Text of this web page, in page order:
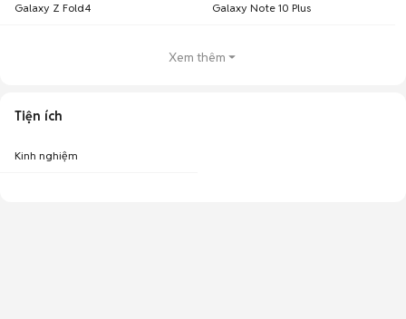
Galaxy Z Fold4 Galaxy Note 10 Plus
Xem thêm
Tiện ích
Kinh nghiệm